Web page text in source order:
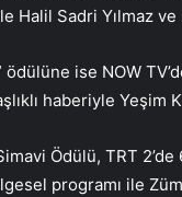
Halil Sadri Yılmaz ve
ise NOW
haberiyle
Ödülü, TRT 2’de
programı ile